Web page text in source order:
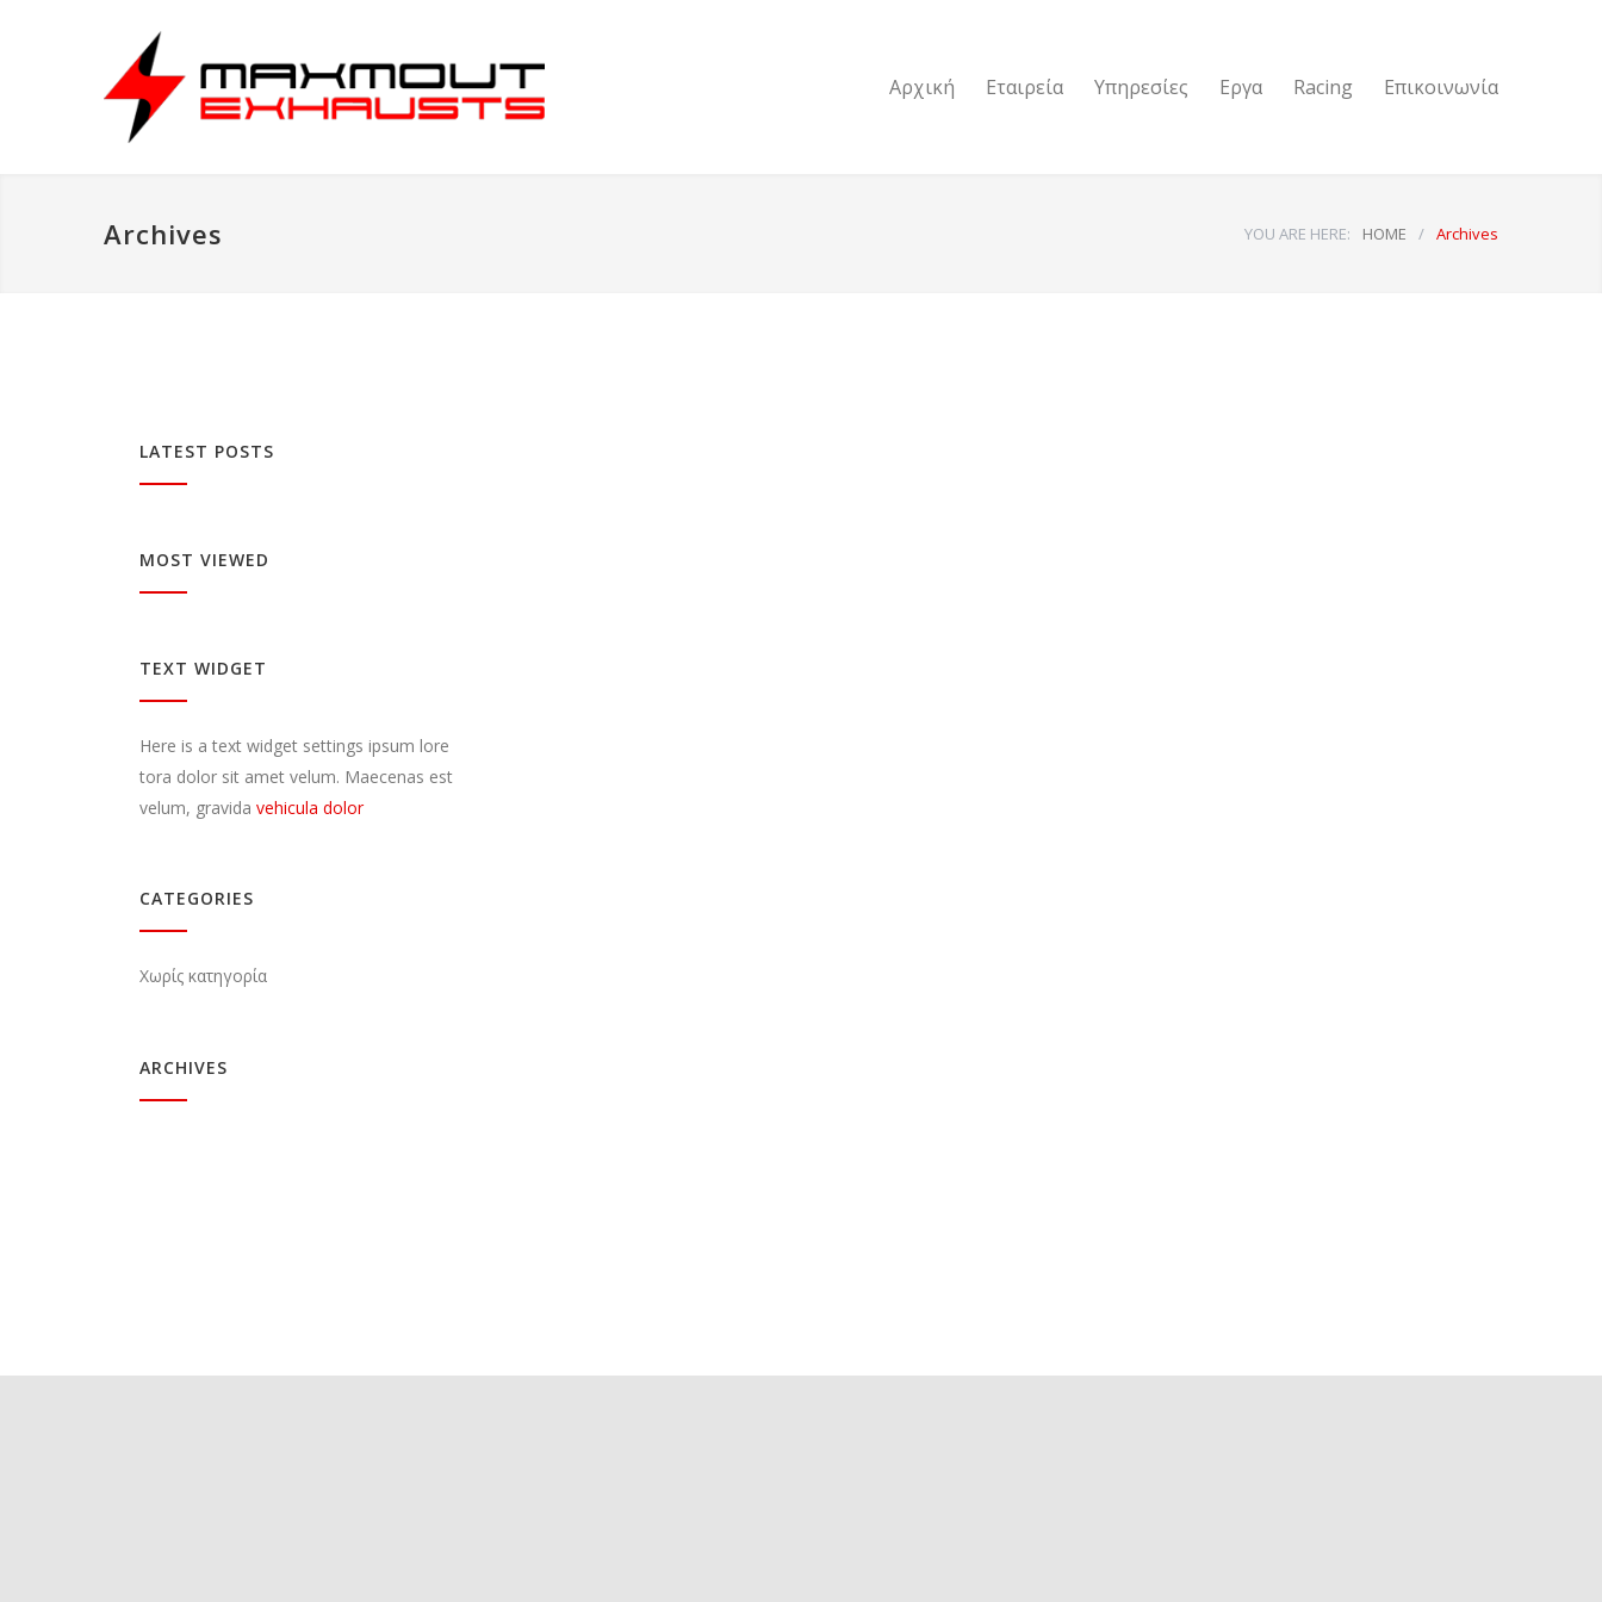
Αρχική Εταιρεία Υπηρεσίες Εργα Racing Επικοινωνία
Archives YOU ARE HERE: HOME / Archives
LATEST POSTS
MOST VIEWED
TEXT WIDGET
Here is a text widget settings ipsum lore
tora dolor sit amet velum. Maecenas est
velum, gravida vehicula dolor
CATEGORIES
Χωρίς κατηγορία
ARCHIVES